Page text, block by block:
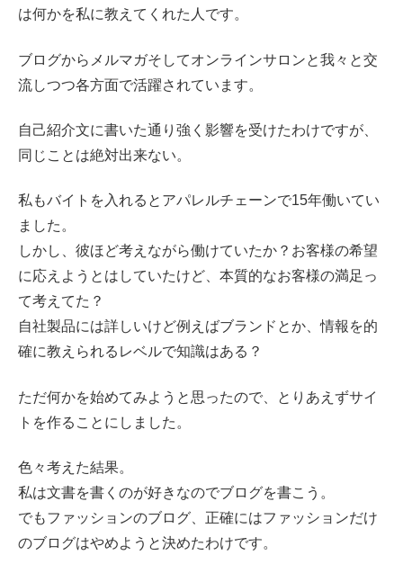
は何かを私に教えてくれた人です。
ブログからメルマガそしてオンラインサロンと我々と交
流しつつ各方面で活躍されています。
自己紹介文に書いた通り強く影響を受けたわけですが、
同じことは絶対出来ない。
私もバイトを入れるとアパレルチェーンで15年働いてい
ました。
しかし、彼ほど考えながら働けていたか？お客様の希望
に応えようとはしていたけど、本質的なお客様の満足っ
て考えてた？
自社製品には詳しいけど例えばブランドとか、情報を的
確に教えられるレベルで知識はある？
ただ何かを始めてみようと思ったので、とりあえずサイ
トを作ることにしました。
色々考えた結果。
私は文書を書くのが好きなのでブログを書こう。
でもファッションのブログ、正確にはファッションだけ
のブログはやめようと決めたわけです。